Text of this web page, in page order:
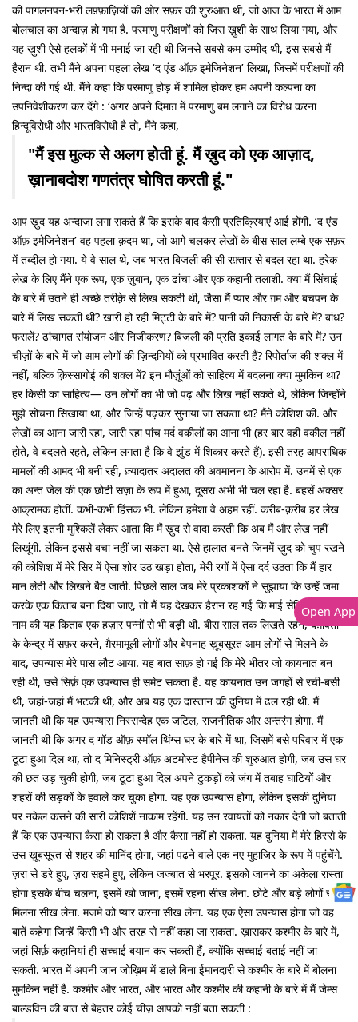
की पागलनपन-भरी लफ़्फ़ाज़ियों की ओर सफ़र की शुरुआत थी, जो आज के भारत में आम
बोलचाल का अन्दाज़ हो गया है. परमाणु परीक्षणों को जिस ख़ुशी के साथ लिया गया, और
यह ख़ुशी ऐसे हलकों में भी मनाई जा रही थी जिनसे सबसे कम उम्मीद थी, इस सबसे मैं
हैरान थी. तभी मैंने अपना पहला लेख ‘द एंड ऑफ़ इमेजिनेशन’ लिखा, जिसमें परीक्षणों की
निन्दा की गई थी. मैंने कहा कि परमाणु होड़ में शामिल होकर हम अपनी कल्पना का
उपनिवेशीकरण कर देंगे : ‘अगर अपने दिमाग़ में परमाणु बम लगाने का विरोध करना
हिन्दूविरोधी और भारतविरोधी है तो, मैंने कहा,
"मैं इस मुल्क से अलग होती हूं. मैं ख़ुद को एक आज़ाद,
ख़ानाबदोश गणतंत्र घोषित करती हूं."
आप ख़ुद यह अन्दाज़ा लगा सकते हैं कि इसके बाद कैसी प्रतिक्रियाएं आई होंगी. ‘द एंड
ऑफ़ इमेजिनेशन’ वह पहला क़दम था, जो आगे चलकर लेखों के बीस साल लम्बे एक सफ़र
में तब्दील हो गया. ये वे साल थे, जब भारत बिजली की सी रफ़्तार से बदल रहा था. हरेक
लेख के लिए मैंने एक रूप, एक ज़ुबान, एक ढांचा और एक कहानी तलाशी. क्या मैं सिंचाई
के बारे में उतने ही अच्छे तरीक़े से लिख सकती थी, जैसा मैं प्यार और ग़म और बचपन के
बारे में लिख सकती थी? खारी हो रही मिट्टी के बारे में? पानी की निकासी के बारे में? बांध?
फसलें? ढांचागत संयोजन और निजीकरण? बिजली की प्रति इकाई लागत के बारे में? उन
चीज़ों के बारे में जो आम लोगों की ज़िन्दगियों को प्रभावित करती हैं? रिपोर्ताज की शक्ल में
नहीं, बल्कि क़िस्सागोई की शक्ल में? इन मौज़ूंओं को साहित्य में बदलना क्या मुमकिन था?
हर किसी का साहित्य— उन लोगों का भी जो पढ़ और लिख नहीं सकते थे, लेकिन जिन्होंने
मुझे सोचना सिखाया था, और जिन्हें पढ़कर सुनाया जा सकता था? मैंने कोशिश की. और
लेखों का आना जारी रहा, जारी रहा पांच मर्द वकीलों का आना भी (हर बार वही वकील नहीं
होते, वे बदलते रहते, लेकिन लगता है कि वे झुंड में शिकार करते हैं). इसी तरह आपराधिक
मामलों की आमद भी बनी रही, ज़्यादातर अदालत की अवमानना के आरोप में. उनमें से एक
का अन्त जेल की एक छोटी सज़ा के रूप में हुआ, दूसरा अभी भी चल रहा है. बहसें अक्सर
आक्रामक होतीं. कभी-कभी हिंसक भी. लेकिन हमेशा वे अहम रहीं. करीब-क़रीब हर लेख
मेरे लिए इतनी मुश्किलें लेकर आता कि मैं ख़ुद से वादा करती कि अब मैं और लेख नहीं
लिखूंगी. लेकिन इससे बचा नहीं जा सकता था. ऐसे हालात बनते जिनमें ख़ुद को चुप रखने
की कोशिश में मेरे सिर में ऐसा शोर उठ खड़ा होता, मेरी रगों में ऐसा दर्द उठता कि मैं हार
मान लेती और लिखने बैठ जाती. पिछले साल जब मेरे प्रकाशकों ने सुझाया कि उन्हें जमा
करके एक किताब बना दिया जाए, तो मैं यह देखकर हैरान रह गई कि माई सेडिशियस हार्ट
नाम की यह किताब एक हज़ार पन्नों से भी बड़ी थी. बीस साल तक लिखते रहने, बग़ावतों
के केन्द्र में सफ़र करने, ग़ैरमामूली लोगों और बेपनाह ख़ूबसूरत आम लोगों से मिलने के
बाद, उपन्यास मेरे पास लौट आया. यह बात साफ़ हो गई कि मेरे भीतर जो कायनात बन
रही थी, उसे सिर्फ़ एक उपन्यास ही समेट सकता है. यह कायनात उन जगहों से रची-बसी
थी, जहां-जहां मैं भटकी थी, और अब यह एक दास्तान की दुनिया में ढल रही थी. मैं
जानती थी कि यह उपन्यास निस्सन्देह एक जटिल, राजनीतिक और अन्तरंग होगा. मैं
जानती थी कि अगर द गॉड ऑफ़ स्मॉल थिंग्स घर के बारे में था, जिसमें बसे परिवार में एक
टूटा हुआ दिल था, तो द मिनिस्ट्री ऑफ़ अटमोस्ट हैपीनेस की शुरुआत होगी, जब उस घर
की छत उड़ चुकी होगी, जब टूटा हुआ दिल अपने टुकड़ों को जंग में तबाह घाटियों और
शहरों की सड़कों के हवाले कर चुका होगा. यह एक उपन्यास होगा, लेकिन इसकी दुनिया
पर नकेल कसने की सारी कोशिशें नाकाम रहेंगी. यह उन रवायतों को नकार देगी जो बताती
हैं कि एक उपन्यास कैसा हो सकता है और कैसा नहीं हो सकता. यह दुनिया में मेरे हिस्से के
उस ख़ूबसूरत से शहर की मानिंद होगा, जहां पढ़ने वाले एक नए मुहाजिर के रूप में पहुंचेंगे.
ज़रा से डरे हुए, ज़रा सहमे हुए, लेकिन जज्बात से भरपूर. इसको जानने का अकेला रास्ता
होगा इसके बीच चलना, इसमें खो जाना, इसमें रहना सीख लेना. छोटे और बड़े लोगों से
मिलना सीख लेना. मजमे को प्यार करना सीख लेना. यह एक ऐसा उपन्यास होगा जो वह
बातें कहेगा जिन्हें किसी भी और तरह से नहीं कहा जा सकता. ख़ासकर कश्मीर के बारे में,
जहां सिर्फ़ कहानियां ही सच्चाई बयान कर सकती हैं, क्योंकि सच्चाई बताई नहीं जा
सकती. भारत में अपनी जान जोख़िम में डाले बिना ईमानदारी से कश्मीर के बारे में बोलना
मुमकिन नहीं है. कश्मीर और भारत, और भारत और कश्मीर की कहानी के बारे में मैं जेम्स
बाल्डविन की बात से बेहतर कोई चीज़ आपको नहीं बता सकती :
Open App